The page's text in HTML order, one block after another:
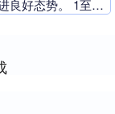
良好态势。 1至8